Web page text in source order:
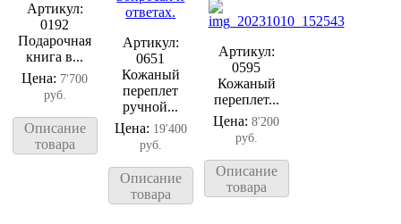
Артикул:
0192
Подарочная
книга в...
Цена: 7'700
руб.
Описание
товара
Артикул:
0651
Кожаный
переплет
ручной...
Цена: 19'400
руб.
Описание
товара
Артикул:
0595
Кожаный
переплет...
Цена:8'200
руб.
Описание
товара